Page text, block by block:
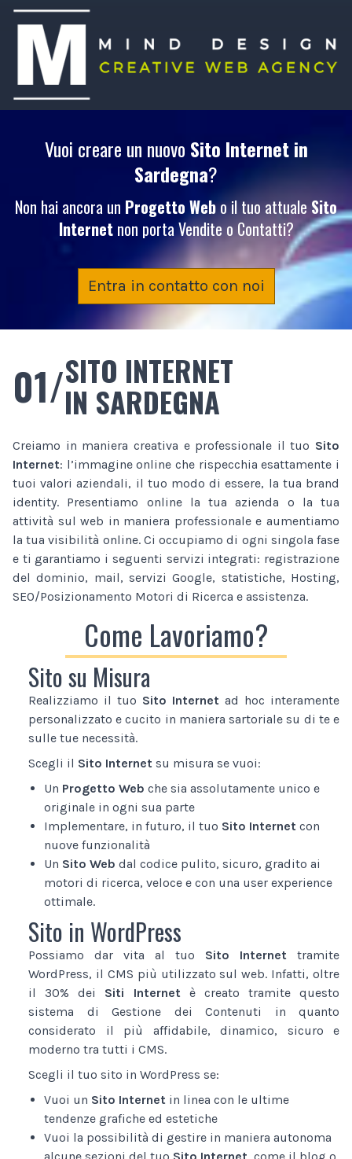
Vuoi creare un nuovo Sito Internet in
Sardegna?
Non hai ancora un Progetto Webo il tuo attualeSito
Internetnon porta Vendite o Contatti?
Entra in contatto con noi
01/SITO INTERNET
IN SARDEGNA
Creiamo in maniera creativa e professionale il tuo Sito
Internet: l’immagine online che rispecchia esattamente i
tuoi valori aziendali, il tuo modo di essere, la tua brand
identity. Presentiamo online la tua azienda o la tua
attività sul web in maniera professionale e aumentiamo
la tua visibilità online. Ci occupiamo di ogni singola fase
e ti garantiamo i seguenti servizi integrati: registrazione
del dominio, mail, servizi Google, statistiche, Hosting,
SEO/Posizionamento Motori di Ricerca e assistenza.
Come Lavoriamo?
Sito su Misura
Realizziamo il tuo Sito Internet ad hoc interamente
personalizzato e cucito in maniera sartoriale su di te e
sulle tue necessità.
Scegli il Sito Internet su misura se vuoi:
Un Progetto Web che sia assolutamente unico e
originale in ogni sua parte
Implementare, in futuro, il tuo Sito Internet con
nuove funzionalità
Un Sito Web dal codice pulito, sicuro, gradito ai
motori di ricerca, veloce e con una user experience
ottimale.
Sito in WordPress
Possiamo dar vita al tuo Sito Internet tramite
WordPress, il CMS più utilizzato sul web. Infatti, oltre
il 30% dei Siti Internet è creato tramite questo
sistema di Gestione dei Contenuti in quanto
considerato il più affidabile, dinamico, sicuro e
moderno tra tutti i CMS.
Scegli il tuo sito in WordPress se:
Vuoi un Sito Internet in linea con le ultime
tendenze grafiche ed estetiche
Vuoi la possibilità di gestire in maniera autonoma
alcune sezioni del tuo Sito Internet, come il blog o